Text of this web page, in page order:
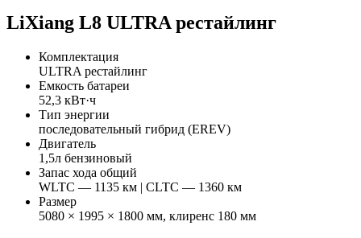
LiXiang L8 ULTRA рестайлинг
Комплектация
ULTRA рестайлинг
Емкость батареи
52,3 кВт·ч
Тип энергии
последовательный гибрид (EREV)
Двигатель
1,5л бензиновый
Запас хода общий
WLTC — 1135 км | CLTC — 1360 км
Размер
5080 × 1995 × 1800 мм, клиренс 180 мм